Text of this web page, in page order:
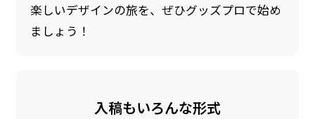
楽しいデザインの旅を、ぜひグッズプロで始め
ましょう！
入稿もいろんな形式